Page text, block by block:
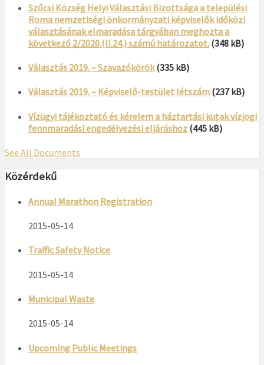
Szűcsi Község Helyi Választási Bizottsága a települési
Roma nemzetiségi önkormányzati képviselők időközi
választásának elmaradása tárgyában meghozta a
következő 2/2020.(II.24.) számú határozatot. (348 kB)
Választás 2019. – Szavazókörök (335 kB)
Választás 2019. – Képviselő-testület létszám (237 kB)
Vízügyi tájékoztató és kérelem a háztartási kutak vízjogi
fennmaradási engedélyezési eljáráshoz (445 kB)
See All Documents
Közérdekű
Annual Marathon Registration
2015-05-14
Traffic Safety Notice
2015-05-14
Municipal Waste
2015-05-14
Upcoming Public Meetings